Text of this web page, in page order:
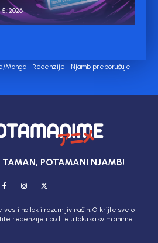
5, 2026
Manga Recenzije Njamb preporučuje
TAMAN, POTAMANI NJAMB!
vesti na lak i razumljiv način. Otkrijte sve o
recenzije i budite u toku sa svim anime